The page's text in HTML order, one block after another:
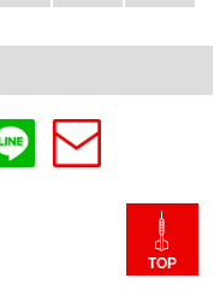
TOP